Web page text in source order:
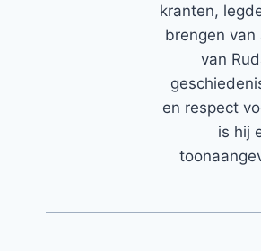
kranten,
brengen
van
en respect
is hij